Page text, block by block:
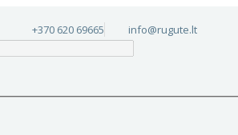
+370 620 69665 info@rugute.lt